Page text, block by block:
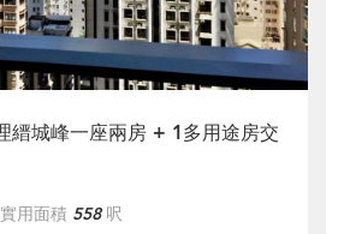
縉城峰一座兩房 + 1多用途房交
實用面積 558呎